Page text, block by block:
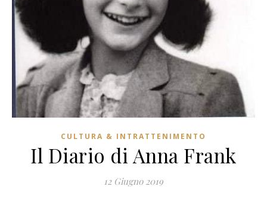
CULTURA & INTRATTENIMENTO
Il Diario di Anna Frank
12 Giugno 2019